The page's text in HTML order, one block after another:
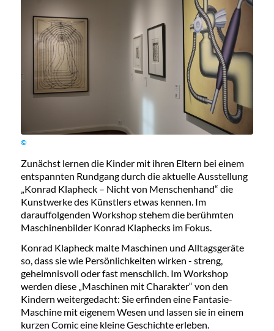
©
Zunächst lernen die Kinder mit ihren Eltern bei einem
entspannten Rundgang durch die aktuelle Ausstellung
„Konrad Klapheck – Nicht von Menschenhand“ die
Kunstwerke des Künstlers etwas kennen. Im
darauffolgenden Workshop stehem die berühmten
Maschinenbilder Konrad Klaphecks im Fokus.
Konrad Klapheck malte Maschinen und Alltagsgeräte
so, dass sie wie Persönlichkeiten wirken - streng,
geheimnisvoll oder fast menschlich. Im Workshop
werden diese „Maschinen mit Charakter“ von den
Kindern weitergedacht: Sie erfinden eine Fantasie-
Maschine mit eigenem Wesen und lassen sie in einem
kurzen Comic eine kleine Geschichte erleben.